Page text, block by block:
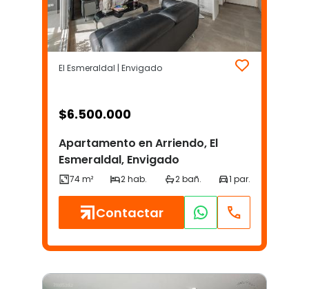
El Esmeraldal | Envigado
$6.500.000
Apartamento en Arriendo, El
Esmeraldal, Envigado
Contactar